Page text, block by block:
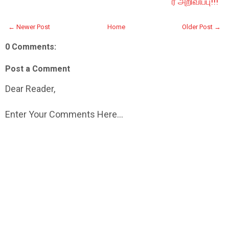
← Newer Post Older Post →
Home
0 Comments:
Post a Comment
Dear Reader,
Enter Your Comments Here...